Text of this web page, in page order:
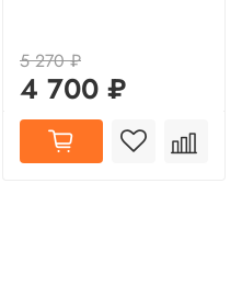
5 270 ₽
4 700 ₽